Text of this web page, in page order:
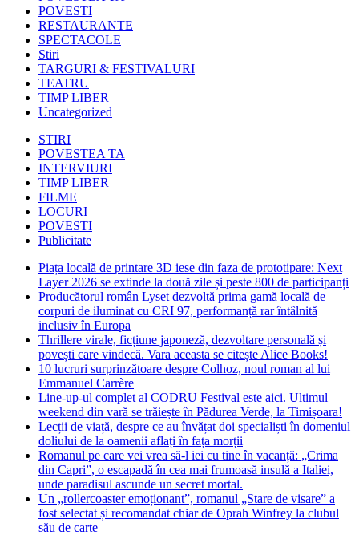
POVESTI
RESTAURANTE
SPECTACOLE
Stiri
TARGURI & FESTIVALURI
TEATRU
TIMP LIBER
Uncategorized
STIRI
POVESTEA TA
INTERVIURI
TIMP LIBER
FILME
LOCURI
POVESTI
Publicitate
Piața locală de printare 3D iese din faza de prototipare: Next
Layer 2026 se extinde la două zile și peste 800 de participanți
Producătorul român Lyset dezvoltă prima gamă locală de
corpuri de iluminat cu CRI 97, performanță rar întâlnită
inclusiv în Europa
Thrillere virale, ficțiune japoneză, dezvoltare personală și
povești care vindecă. Vara aceasta se citește Alice Books!
10 lucruri surprinzătoare despre Colhoz, noul roman al lui
Emmanuel Carrère
Line-up-ul complet al CODRU Festival este aici. Ultimul
weekend din vară se trăiește în Pădurea Verde, la Timișoara!
Lecții de viață, despre ce au învățat doi specialiști în domeniul
doliului de la oamenii aflați în fața morții
Romanul pe care vei vrea să-l iei cu tine în vacanță: „Crima
din Capri”, o escapadă în cea mai frumoasă insulă a Italiei,
unde paradisul ascunde un secret mortal.
Un „rollercoaster emoționant”, romanul „Stare de visare” a
fost selectat și recomandat chiar de Oprah Winfrey la clubul
său de carte